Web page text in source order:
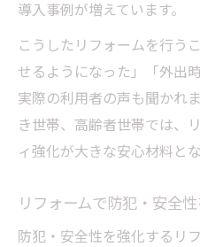
導入事例が増えています。
こうしたリフォームを行う
せるようになった」「外出
実際の利用者の声も聞かれ
き世帯、高齢者世帯では、
ィ強化が大きな安心材料とな
リフォームで防犯・安全
防犯・安全性を強化するリ